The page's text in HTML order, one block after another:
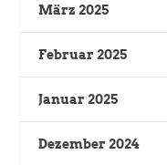
März 2025
Februar 2025
Januar 2025
Dezember 2024